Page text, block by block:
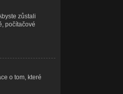
zůstali
počítačové
o tom, které